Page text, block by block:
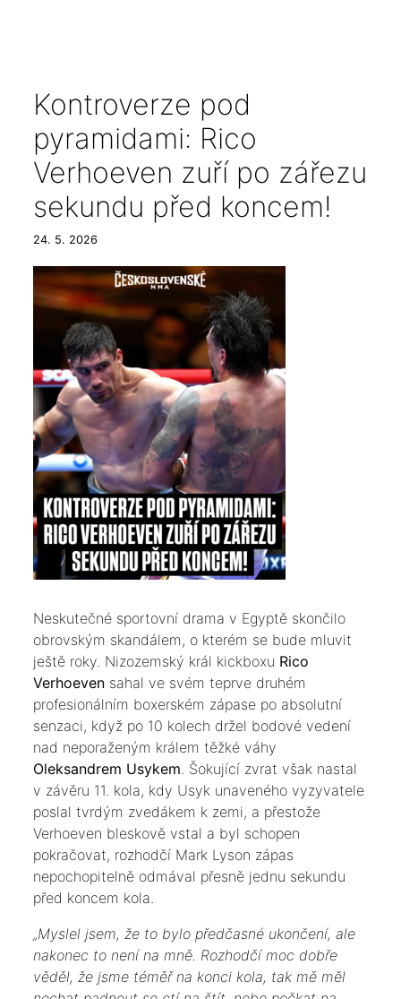
Kontroverze pod
pyramidami: Rico
Verhoeven zuří po zářezu
sekundu před koncem!
24. 5. 2026
​Neskutečné sportovní drama v Egyptě skončilo
obrovským skandálem, o kterém se bude mluvit
ještě roky. Nizozemský král kickboxu Rico
Verhoeven sahal ve svém teprve druhém
profesionálním boxerském zápase po absolutní
senzaci, když po 10 kolech držel bodové vedení
nad neporaženým králem těžké váhy
Oleksandrem Usykem. Šokující zvrat však nastal
v závěru 11. kola, kdy Usyk unaveného vyzyvatele
poslal tvrdým zvedákem k zemi, a přestože
Verhoeven bleskově vstal a byl schopen
pokračovat, rozhodčí Mark Lyson zápas
nepochopitelně odmával přesně jednu sekundu
před koncem kola.
​„Myslel jsem, že to bylo předčasné ukončení, ale
nakonec to není na mně. Rozhodčí moc dobře
věděl, že jsme téměř na konci kola, tak mě měl